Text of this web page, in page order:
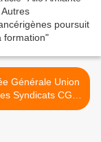
Générale Union
Syndicats CGT
de la Haute Lande >